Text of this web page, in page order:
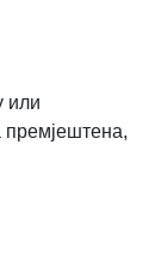
или
премјештена,